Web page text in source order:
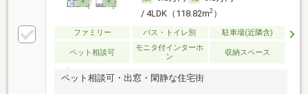
/ 4LDK（118.82m2）
ファミリー バス・トイレ別 駐車場(近隣含)
ペット相談可
モニタ付インターホ
ン
収納スペース
ペット相談可・出窓・閑静な住宅街